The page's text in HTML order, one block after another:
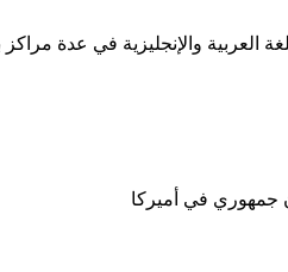
والإنجليزية في عدة مراكز